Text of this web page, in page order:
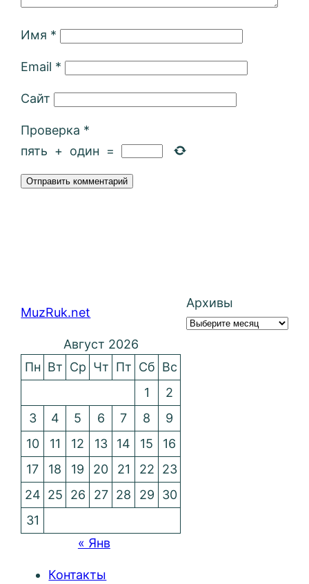
Имя *
Email *
Сайт
Проверка *
пять + один =
MuzRuk.net
Архивы
Август 2026
Пн Вт Ср Чт Пт Сб Вс
1
2
3
4 5 6 7 8
9
10
11 12 13 14 15
16
17
18 19 20 21 22
23
24 25 26 27 28 29
30
31
« Янв
Контакты